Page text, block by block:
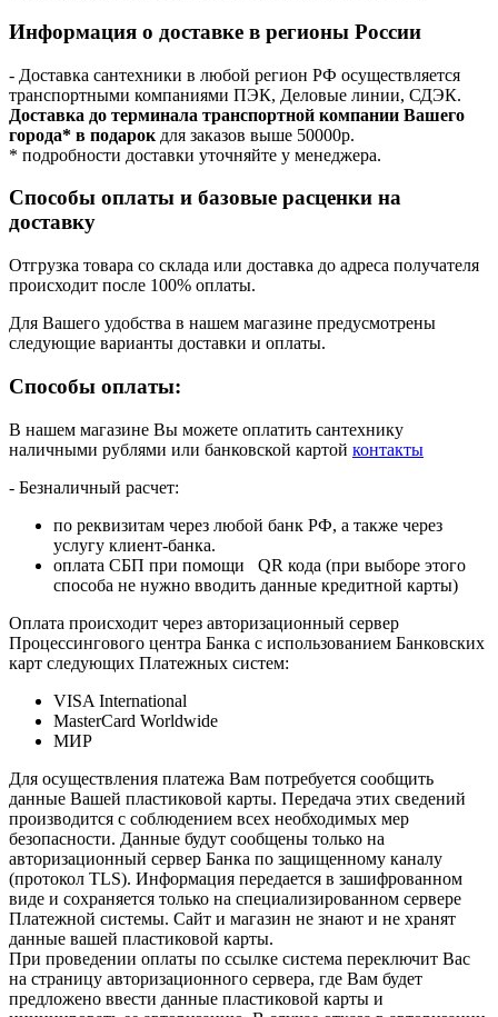
Информация о доставке в регионы России
- Доставка сантехники в любой регион РФ осуществляется
транспортными компаниями ПЭК, Деловые линии, СДЭК.
Доставка до терминала транспортной компании Вашего
города* в подарок для заказов выше 50000р.
* подробности доставки уточняйте у менеджера.
Способы оплаты и базовые расценки на
доставку
Отгрузка товара со склада или доставка до адреса получателя
происходит после 100% оплаты.
Для Вашего удобства в нашем магазине предусмотрены
следующие варианты доставки и оплаты.
Способы оплаты:
В нашем магазине Вы можете оплатить сантехнику
наличными рублями или банковской картой контакты
- Безналичный расчет:
по реквизитам через любой банк РФ, а также через
услугу клиент-банка.
оплата СБП при помощи QR кода (при выборе этого
способа не нужно вводить данные кредитной карты)
Оплата происходит через авторизационный сервер
Процессингового центра Банка с использованием Банковских
карт следующих Платежных систем:
VISA International
MasterCard Worldwide
МИР
Для осуществления платежа Вам потребуется сообщить
данные Вашей пластиковой карты. Передача этих сведений
производится с соблюдением всех необходимых мер
безопасности. Данные будут сообщены только на
авторизационный сервер Банка по защищенному каналу
(протокол TLS). Информация передается в зашифрованном
виде и сохраняется только на специализированном сервере
Платежной системы. Сайт и магазин не знают и не хранят
данные вашей пластиковой карты.
При проведении оплаты по ссылке система переключит Вас
на страницу авторизационного сервера, где Вам будет
предложено ввести данные пластиковой карты и